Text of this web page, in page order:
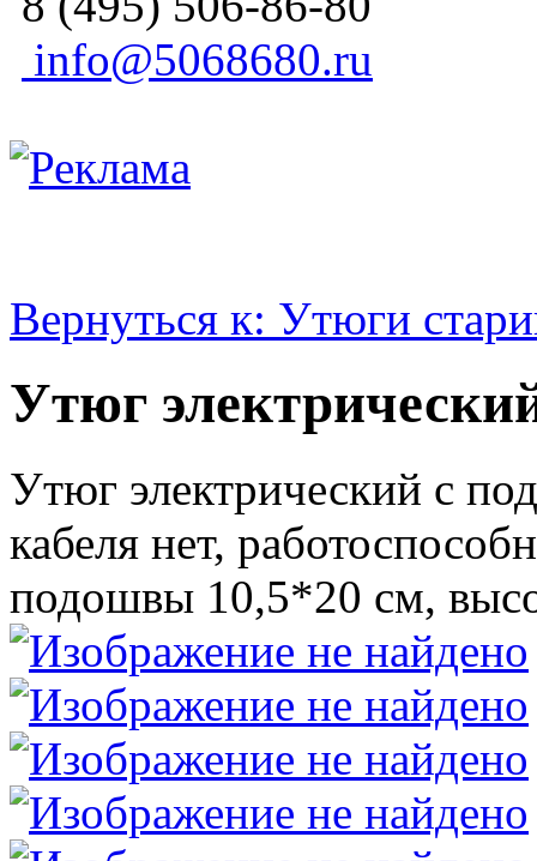
info@5068680.ru
Вернуться к: Утюги
Утюг
Утюг электрический с
кабеля нет,
подошвы 10,5*20 см,